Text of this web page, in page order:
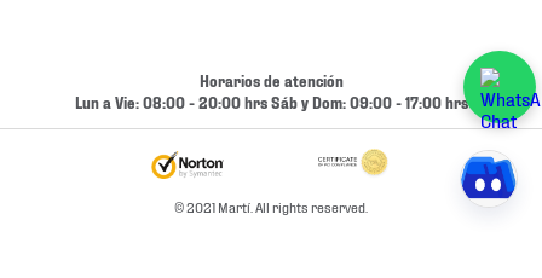
Cambios y Devoluciones
Condiciones de Entrega
Términos y Condiciones
Horarios de atención
Lun a Vie: 08:00 - 20:00 hrs Sáb y Dom: 09:00 - 17:00 hrs
© 2021 Martí. All rights reserved.